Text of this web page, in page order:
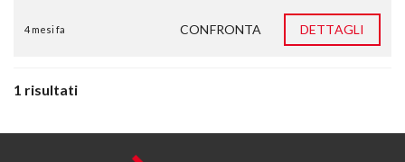
4 mesi fa CONFRONTA DETTAGLI
1 risultati